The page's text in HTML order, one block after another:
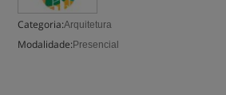
Categoria:Arquitetura
Modalidade: Presencial